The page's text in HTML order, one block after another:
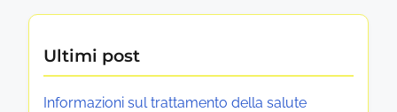
Ultimi post
Informazioni sul trattamento della salute